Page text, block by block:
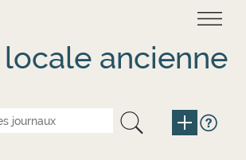
locale ancienne
cookies